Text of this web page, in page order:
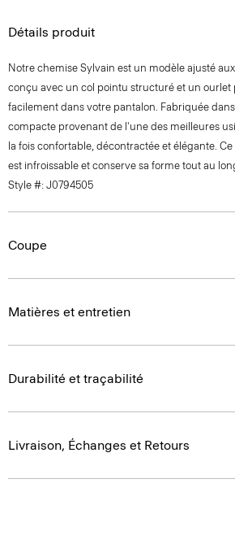
Détails produit
Notre chemise Sylvain est un modèle ajusté
conçu avec un col pointu structuré et un ourlet
facilement dans votre pantalon. Fabriquée
compacte provenant de l'une des meilleures
la fois confortable, décontractée et élégante.
est infroissable et conserve sa forme tout au
Style #: J0794505
Coupe
Matières et entretien
Durabilité et traçabilité
Livraison, Échanges et Retours